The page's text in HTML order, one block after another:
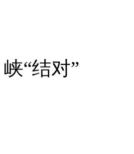
——市民
峡“结对”